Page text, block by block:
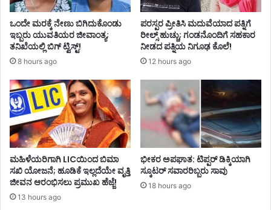
ಒಂದೇ ಮರಕ್ಕೆ ನೇಣು ಬಿಗಿದುಕೊಂಡು
ಇಬ್ಬರು ಯುವತಿಯರ ಜೀವಾಂತ್ಯ;
ತನಿಖೆಯಲ್ಲಿ ಬಿಗ್ ಟ್ವಿಸ್ಟ್!
8 hours ago
ಪರಸ್ಪರ ಪ್ರೀತಿಸಿ ಮದುವೆಯಾದ ಪತ್ನಿಗೆ
ರೀಲ್ಸ್ ಹುಚ್ಚು; ಗಂಡನೊಂದಿಗೆ ಸಹಕಾರ
ನೀಡದ ಪತ್ನಿಯ ನಿಗೂಢ ಕೊಲೆ!
12 hours ago
ಮಹಿಳೆಯರಿಗಾಗಿ LICಯಿಂದ ಬಿಮಾ
ಸಖಿ ಯೋಜನೆ; ಹೂಡಿಕೆ ಇಲ್ಲದೆಯೇ ವೃತ್ತಿ
ಜೀವನ ಆರಂಭಿಸಲು ಪ್ರಮುಖ ಹೆಜ್ಜೆ!
13 hours ago
ಭೀಕರ ಅಪಘಾತ: ಟಿಪ್ಪರ್ ಡಿಕ್ಕಿಯಾಗಿ
ಸ್ಕೂಟರ್ ಸವಾರರಿಬ್ಬರು ಸಾವು
18 hours ago